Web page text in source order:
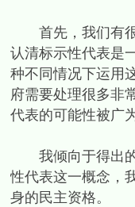
首先，我们有很
认清标示性代表是
种不同情况下运用
府需要处理很多非
代表的可能性被广
我倾向于得出的
性代表这一概念，
身的民主资格。